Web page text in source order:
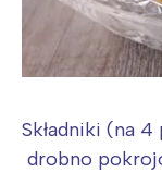
Składniki (na
drobno